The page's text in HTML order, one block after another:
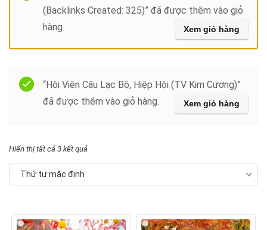
(Backlinks Created: 325)” đã được thêm vào giỏ
hàng.
Xem giỏ hàng
“Hội Viên Câu Lạc Bộ, Hiệp Hội (TV Kim Cương)”
đã được thêm vào giỏ hàng.
Xem giỏ hàng
Hiển thị tất cả 3 kết quả
Thứ tự mặc định